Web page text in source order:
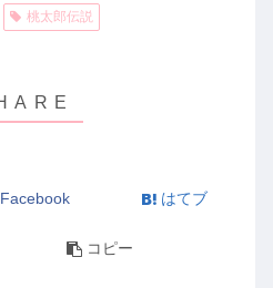
桃太郎伝説
Facebook はてブ
コピー